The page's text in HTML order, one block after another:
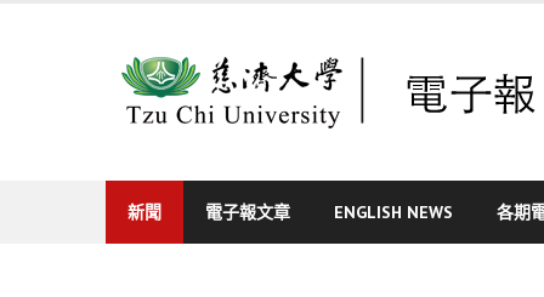
新聞 電子報文章 ENGLISH NEWS 各期